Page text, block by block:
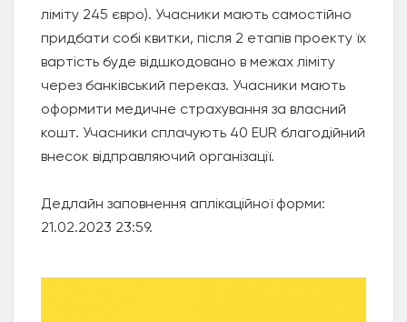
ліміту 245 євро). Учасники мають самостійно
придбати собі квитки, після 2 етапів проекту їх
вартість буде відшкодовано в межах ліміту
через банківський переказ. Учасники мають
оформити медичне страхування за власний
кошт. Учасники сплачують 40 EUR благодійний
внесок відправляючий організації.
Дедлайн заповнення аплікаційної форми:
21.02.2023 23:59.